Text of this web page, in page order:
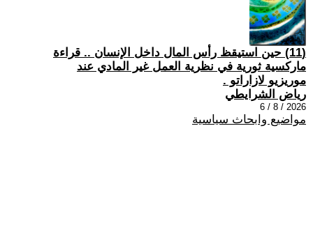
(11) حين استيقظ رأس المال داخل الإنسان .. قراءة
ماركسية ثورية في نظرية العمل غير المادي عند
موريزيو لازاراتو .
رياض الشرايطي
2026 / 8 / 6
مواضيع وابحاث سياسية